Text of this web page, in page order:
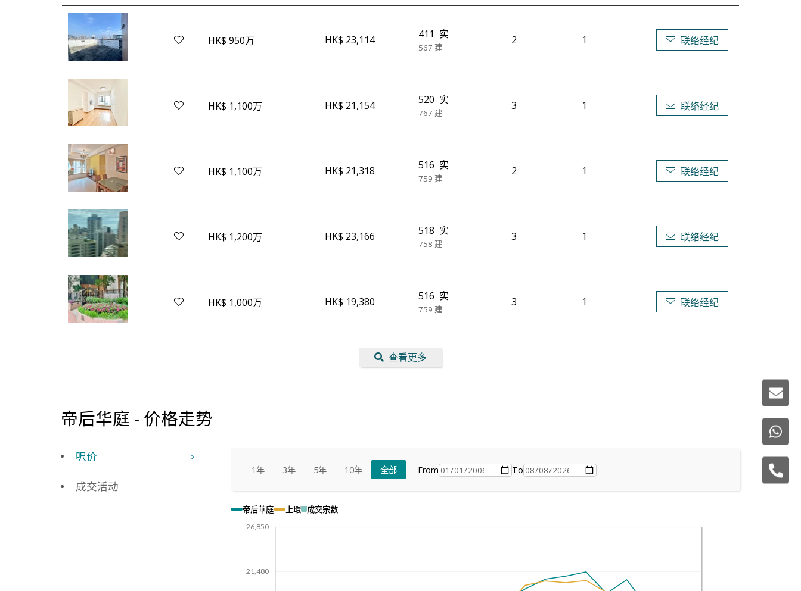
HK$ 950万 HK$ 23,114 411 实
567 建
2 1 联络经纪
HK$ 1,100万 HK$ 21,154 520 实
767 建
3 1 联络经纪
HK$ 1,100万 HK$ 21,318 516 实
759 建
2 1 联络经纪
HK$ 1,200万 HK$ 23,166 518 实
758 建
3 1 联络经纪
HK$ 1,000万 HK$ 19,380 516 实
759 建
3 1 联络经纪
查看更多
帝后华庭 - 价格走势
呎价
成交活动
1年 3年 5年 10年 全部 From To
帝后華庭 上環 成交宗数
26,850
21,480